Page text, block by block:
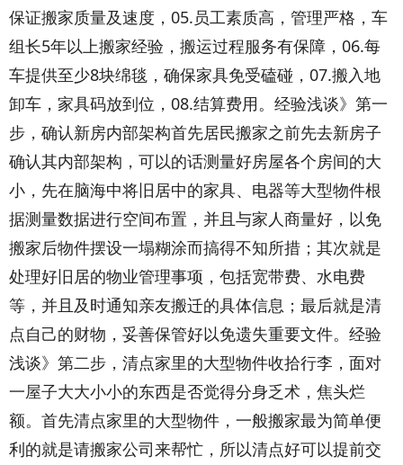
保证搬家质量及速度，05.员工素质高，管理严格，车
组长5年以上搬家经验，搬运过程服务有保障，06.每
车提供至少8块绵毯，确保家具免受磕碰，07.搬入地
卸车，家具码放到位，08.结算费用。经验浅谈》第一
步，确认新房内部架构首先居民搬家之前先去新房子
确认其内部架构，可以的话测量好房屋各个房间的大
小，先在脑海中将旧居中的家具、电器等大型物件根
据测量数据进行空间布置，并且与家人商量好，以免
搬家后物件摆设一塌糊涂而搞得不知所措；其次就是
处理好旧居的物业管理事项，包括宽带费、水电费
等，并且及时通知亲友搬迁的具体信息；最后就是清
点自己的财物，妥善保管好以免遗失重要文件。经验
浅谈》第二步，清点家里的大型物件收拾行李，面对
一屋子大大小小的东西是否觉得分身乏术，焦头烂
额。首先清点家里的大型物件，一般搬家最为简单便
利的就是请搬家公司来帮忙，所以清点好可以提前交